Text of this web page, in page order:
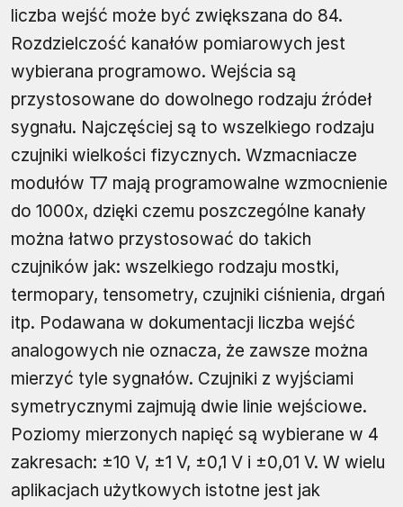
liczba wejść może być zwiększana do 84.
Rozdzielczość kanałów pomiarowych jest
wybierana programowo. Wejścia są
przystosowane do dowolnego rodzaju źródeł
sygnału. Najczęściej są to wszelkiego rodzaju
czujniki wielkości fizycznych. Wzmacniacze
modułów T7 mają programowalne wzmocnienie
do 1000x, dzięki czemu poszczególne kanały
można łatwo przystosować do takich
czujników jak: wszelkiego rodzaju mostki,
termopary, tensometry, czujniki ciśnienia, drgań
itp. Podawana w dokumentacji liczba wejść
analogowych nie oznacza, że zawsze można
mierzyć tyle sygnałów. Czujniki z wyjściami
symetrycznymi zajmują dwie linie wejściowe.
Poziomy mierzonych napięć są wybierane w 4
zakresach: ±10 V, ±1 V, ±0,1 V i ±0,01 V. W wielu
aplikacjach użytkowych istotne jest jak